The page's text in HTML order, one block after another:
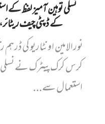
نسلی توہین آمیز لفظ کے
کے ڈپٹی چیف
نورالامین اونٹاریو کی
کرس کرک پیٹرک نے نسلی
استعمال سے...